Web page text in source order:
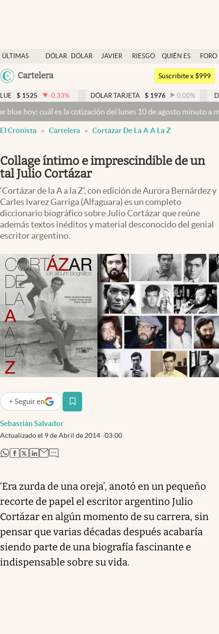
ÚLTIMAS
NOTICIAS
DÓLAR
DÓLAR
JAVIER
RIESGO
QUIÉN ES
QUIÉN
FORO
Argentina
México
Cartelera
Dólar
Members
Economía y Política
Finanzas y Mercados
Mercados Online
Columnistas
Otras secciones
Apertura
Infotechnology
Clima
Mundial 2026
Eventos Corporativos
El Cronista Studio
Mediakit
abre en nueva pestaña
Argentina
Suscribite x $999
% DÓLAR TARJETA $ 1976 0.00% DÓLAR MEP
la cotización del lunes 10 de agosto minuto a minutoDólar hoy
El Cronista Cartelera Cortazar De La A A La Z
Collage íntimo e imprescindible de un
tal Julio Cortázar
‘Cortázar de la A a la Z’, con edición de Aurora Bernárdez y
Carles lvarez Garriga (Alfaguara) es un completo
diccionario biográfico sobre Julio Cortázar que reúne
además textos inéditos y material desconocido del genial
escritor argentino.
Sebastián Salvador
Actualizado el 9 de Abril de 2014 03:00
+ Seguir en
abre en nueva pestaña
abre en nueva pestaña
abre en nueva pestaña
abre en nueva pestaña
abre en nueva pestaña
‘Era zurda de una oreja’, anotó en un pequeño
recorte de papel el escritor argentino Julio
Cortázar en algún momento de su carrera, sin
pensar que varias décadas después acabaría
siendo parte de una biografía fascinante e
indispensable sobre su vida.